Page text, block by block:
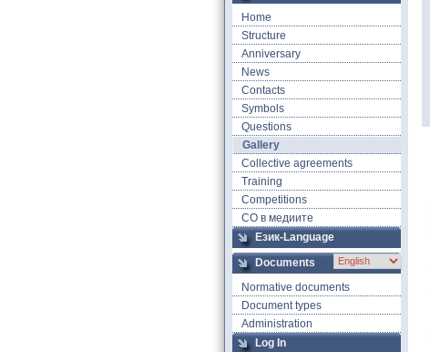
Home
Structure
Anniversary
News
Contacts
Symbols
Questions
Gallery
Collective agreements
Training
Competitions
СО в медиите
Език-Language
Documents
Normative documents
Document types
Administration
Log In